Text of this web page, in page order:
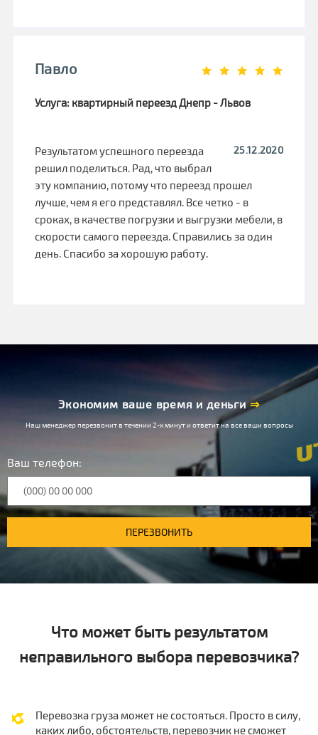
Павло
Услуга: квартирный переезд Днепр - Львов
25.12.2020
Результатом успешного переезда
решил поделиться. Рад, что выбрал
эту компанию, потому что переезд прошел
лучше, чем я его представлял. Все четко - в
сроках, в качестве погрузки и выгрузки мебели, в
скорости самого переезда. Справились за один
день. Спасибо за хорошую работу.
Экономим ваше время и деньги⇒
Наш менеджер перезвонит в течении 2-х минут и ответит на все ваши вопросы
Ваш телефон:
ПЕРЕЗВОНИТЬ
Что может быть результатом
неправильного выбора перевозчика?
Перевозка груза может не состояться. Просто в силу,
каких либо, обстоятельств, перевозчик не сможет